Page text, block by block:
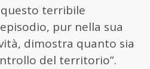
terribile
pur nella sua
dimostra quanto sia
del territorio”.